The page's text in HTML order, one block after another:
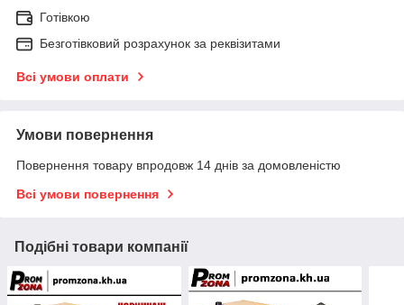
Готівкою
Безготівковий розрахунок за реквізитами
Всі умови оплати
Умови повернення
Повернення товару впродовж 14 днів за домовленістю
Всі умови повернення
Подібні товари компанії